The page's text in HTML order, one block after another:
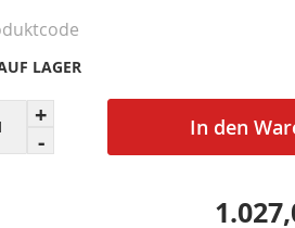
In den
LAGER